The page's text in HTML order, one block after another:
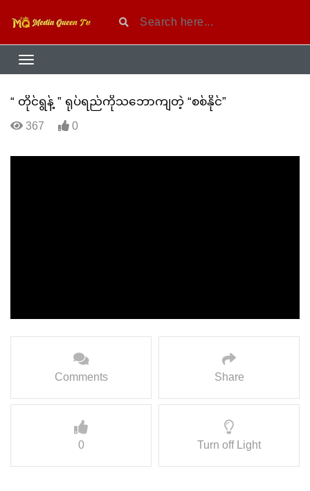
“ တိုင်ရွန့် ” ရုပ်ရည်ကိုသဘောကျတဲ့ “စစ်နိုင်”
367 0
Comments Share
0 Turn off Light